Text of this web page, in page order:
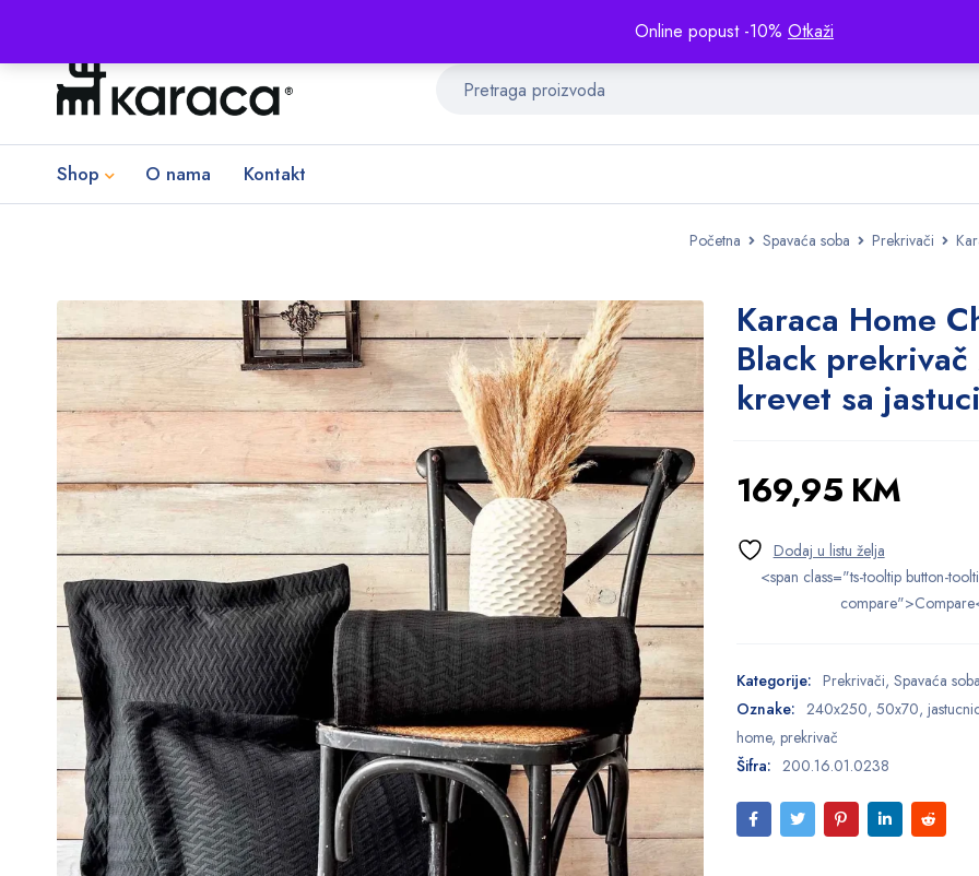
Online popust -10% Otkaži
Shop O nama Kontakt
Početna Spavaća soba Prekrivači
Karaca Home
Black
krevet sa
169,95 KM
<span class="ts-tooltip button-
Kategorije: Prekrivači, Spavaća soba
Oznake: 240x250, 50x70,
home, prekrivač
Šifra: 200.16.01.0238